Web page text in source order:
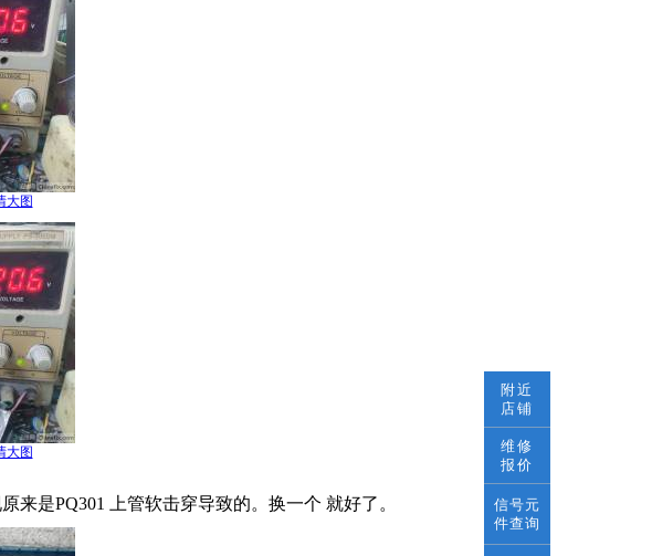
大图
大图
是PQ301 上管软击穿导致的。换一个 就好了。
附近
店铺
维修
报价
信号元
件查询